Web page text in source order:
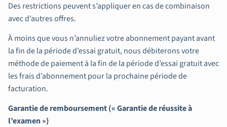
Des restrictions peuvent s’appliquer en cas de combinaison
avec d’autres offres.
À moins que vous n’annuliez votre abonnement payant avant
la fin de la période d’essai gratuit, nous débiterons votre
méthode de paiement à la fin de la période d’essai gratuit avec
les frais d’abonnement pour la prochaine période de
facturation.
Garantie de remboursement (« Garantie de réussite à
l’examen »)